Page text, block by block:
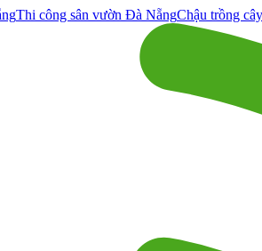
Thi công sân vườn Đà NẵngChậu trồng